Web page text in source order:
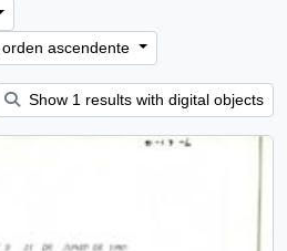
ascendente
Show 1 results with digital objects